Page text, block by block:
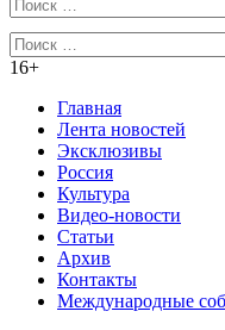
16+
Главная
Лента новостей
Эксклюзивы
Россия
Культура
Видео-новости
Статьи
Архив
Контакты
Международные